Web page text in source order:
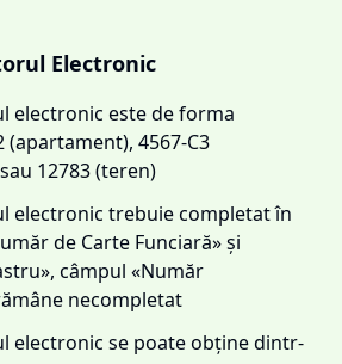
Electronic
electronic este de forma
(apartament), 4567-C3
12783 (teren)
electronic trebuie completat în
de Carte Funciară» și
câmpul «Număr
necompletat
electronic se poate obține dintr-